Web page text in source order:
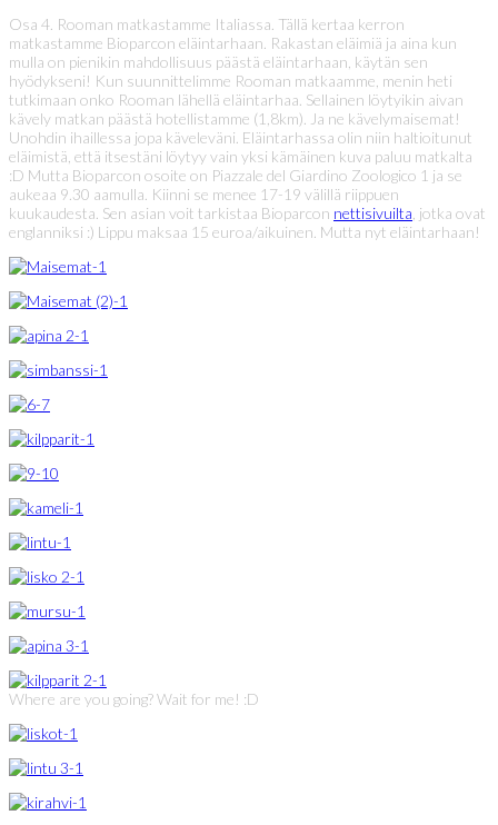
Osa 4. Rooman matkastamme Italiassa. Tällä kertaa kerron
matkastamme Bioparcon eläintarhaan. Rakastan eläimiä ja aina kun
mulla on pienikin mahdollisuus päästä eläintarhaan, käytän sen
hyödykseni! Kun suunnittelimme Rooman matkaamme, menin heti
tutkimaan onko Rooman lähellä eläintarhaa. Sellainen löytyikin aivan
kävely matkan päästä hotellistamme (1,8km). Ja ne kävelymaisemat!
Unohdin ihaillessa jopa käveleväni. Eläintarhassa olin niin haltioitunut
eläimistä, että itsestäni löytyy vain yksi kämäinen kuva paluu matkalta
:D Mutta Bioparcon osoite on Piazzale del Giardino Zoologico 1 ja se
aukeaa 9.30 aamulla. Kiinni se menee 17-19 välillä riippuen
kuukaudesta. Sen asian voit tarkistaa Bioparcon nettisivuilta , jotka ovat
englanniksi :) Lippu maksaa 15 euroa/aikuinen. Mutta nyt eläintarhaan!
Where are you going? Wait for me! :D